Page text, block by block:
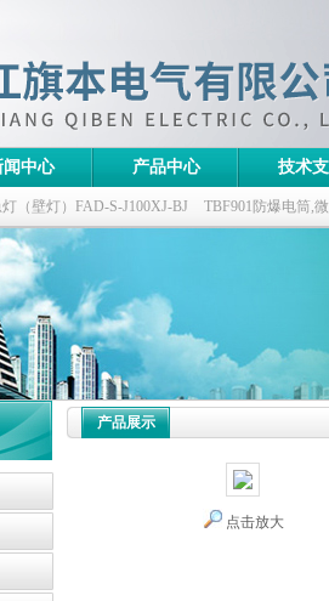
闻中心 产品中心 技术
（壁灯）FAD-S-J100XJ-BJ TBF901防爆电筒,
长寿无极工厂灯,三防无极灯
产品展示
点击放大